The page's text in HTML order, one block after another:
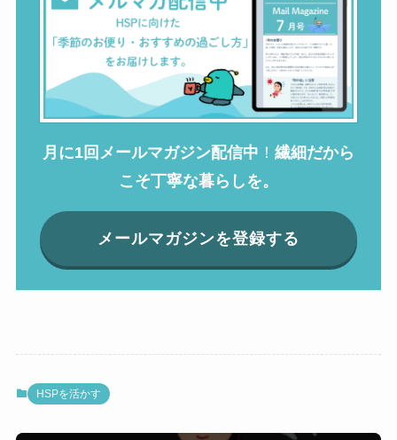
月に1回メールマガジン配信中 ！ 繊細だから
こそ丁寧な暮らしを。
メールマガジンを登録する
HSPを活かす